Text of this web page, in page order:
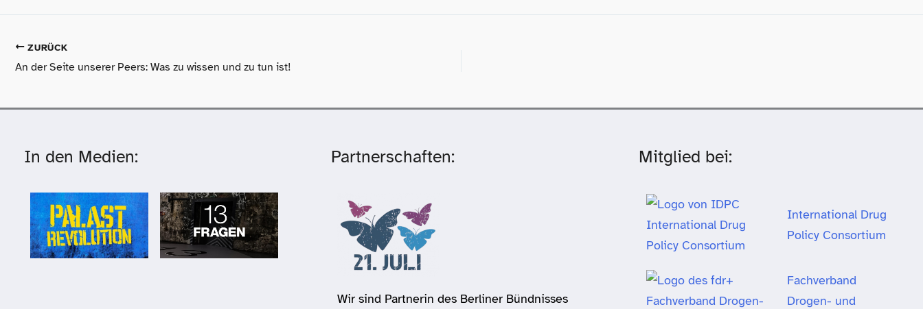
ZURÜCK
An der Seite unserer Peers: Was zu wissen und zu tun ist!
In den Medien: Partnerschaften:
Wir sind Partnerin des Berliner Bündnisses
Mitglied bei:
International Drug
Policy Consortium
Fachverband
Drogen- und